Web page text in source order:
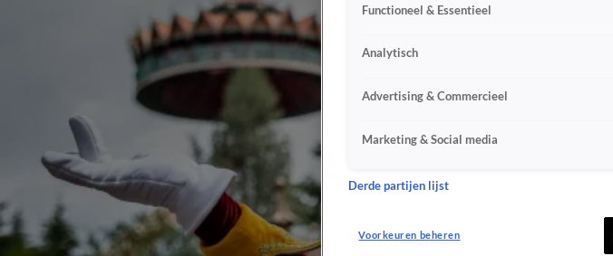
Functioneel & Essentieel
Analytisch
Advertising & Commercieel
Marketing & Social media
Derde partijen lijst
Voorkeuren beheren